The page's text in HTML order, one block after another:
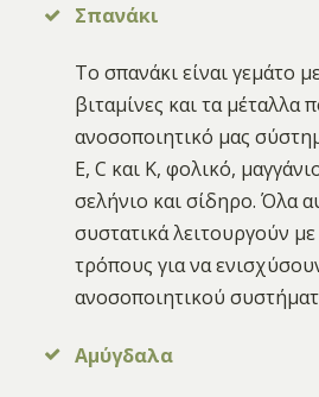
Σπανάκι
Το σπανάκι είναι γεμάτο
βιταμίνες και τα μέταλλα
ανοσοποιητικό μας
Ε, C και K, φολικό,
σελήνιο και σίδηρο. Όλα
συστατικά λειτουργούν
τρόπους για να
ανοσοποιητικού
Αμύγδαλα